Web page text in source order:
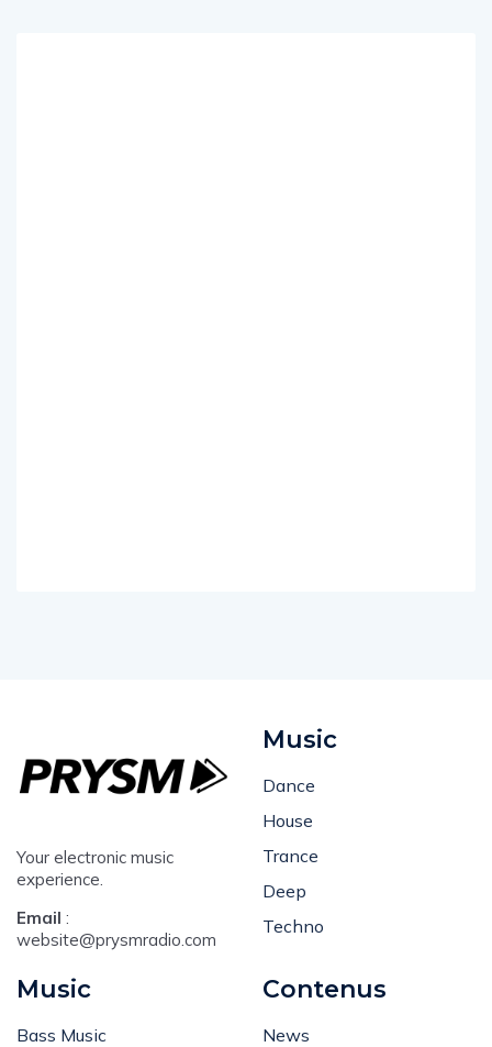
Your electronic music
experience.
Email :
website@prysmradio.com
Music
Dance
House
Trance
Deep
Techno
Music
Bass Music
Contenus
News